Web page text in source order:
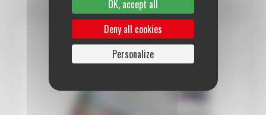
OK, accept all
Deny all cookies
Personalize